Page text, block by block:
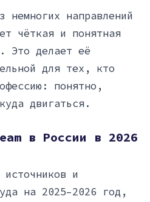
немногих направлений
чёткая и понятная
Это делает её
для тех, кто
понятно,
двигаться.
в России в 2026
и
на 2025–2026 год,